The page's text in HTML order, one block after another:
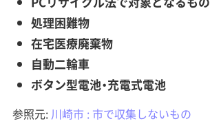
処理困難物
在宅医療廃棄物
自動二輪車
ボタン型電池・充電式電池
参照元: 川崎市 : 市で収集しないもの